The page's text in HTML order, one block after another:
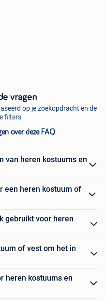
vragen
op je zoekopdracht en de
filters
over deze FAQ
van heren kostuums en
een heren kostuum of
gebruikt voor heren
of vest om het in
heren kostuums en